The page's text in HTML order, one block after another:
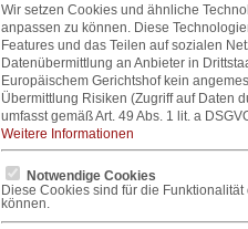
Wir setzen Cookies und ähnliche
anpassen zu können. Diese
Features und das Teilen auf sozialen
Datenübermittlung an Anbieter in
Europäischem Gerichtshof kein
Übermittlung Risiken (Zugriff auf Daten
umfasst gemäß Art. 49 Abs. 1 lit. a
Weitere Informationen
Notwendige Cookies
Diese Cookies sind für die
können.